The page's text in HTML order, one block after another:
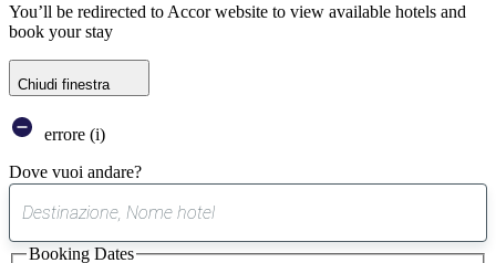
You’ll be redirected to Accor website to view available hotels and
book your stay
Chiudi finestra
errore (i)
Dove vuoi andare?
suggerimento
trovato
Booking Dates